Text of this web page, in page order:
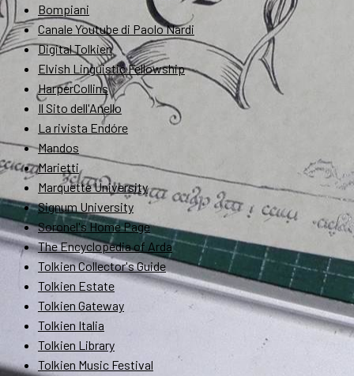
Bompiani
Canale Youtube di Paolo Nardi
Digital Tolkien
Elvish Linguistic Fellowship
HarperCollins
Il Sito dell'Anello
La rivista Endóre
Mandos
Marietti
Marquette University
Signum University
Soronel's Home Page
The Encyclopedia of Arda
Tolkien Collector's Guide
Tolkien Estate
Tolkien Gateway
Tolkien Italia
Tolkien Library
Tolkien Music Festival